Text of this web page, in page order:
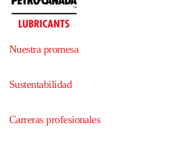
Nuestra promesa
Sustentabilidad
Carreras profesionales